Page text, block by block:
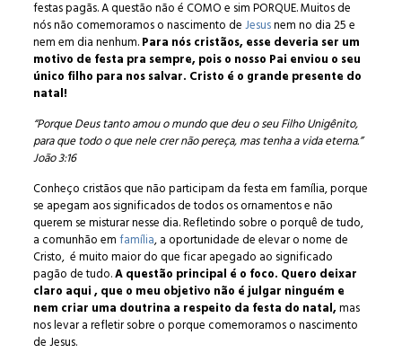
festas pagãs. A questão não é COMO e sim PORQUE. Muitos de
nós não comemoramos o nascimento deJesusnem no dia 25 e
nem em dia nenhum.Para nós cristãos, esse deveria ser um
motivo de festa pra sempre, pois o nosso Pai enviou o seu
único filho para nos salvar. Cristo é o grande presente do
natal!
“Porque Deus tanto amou o mundo que deu o seu Filho Unigênito,
para que todo o que nele crer não pereça, mas tenha a vida eterna.”
João 3:16
Conheço cristãos que não participam da festa em família, porque
se apegam aos significados de todos os ornamentos e não
querem se misturar nesse dia. Refletindo sobre o porquê de tudo,
a comunhão emfamília, a oportunidade de elevar o nome de
Cristo, é muito maior do que ficar apegado ao significado
pagão de tudo.A questão principal é o foco. Quero deixar
claro aqui , que o meu objetivo não é julgar ninguém e
nem criar uma doutrina a respeito da festa do natal,mas
nos levar a refletir sobre o porque comemoramos o nascimento
de Jesus.